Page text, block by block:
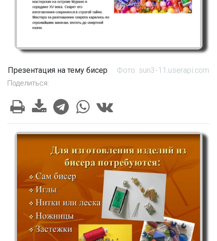
Презентация на тему бисер Фото: sun3-11.userapi.com
Поделиться: